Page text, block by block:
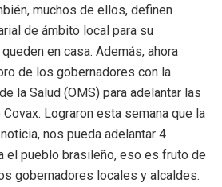
muchos de ellos, definen
de ámbito local para su
en casa. Además, ahora
de los gobernadores con la
la Salud (OMS) para adelantar las
Lograron esta semana que la
nos pueda adelantar 4
el pueblo brasileño, eso es fruto de
gobernadores locales y alcaldes.